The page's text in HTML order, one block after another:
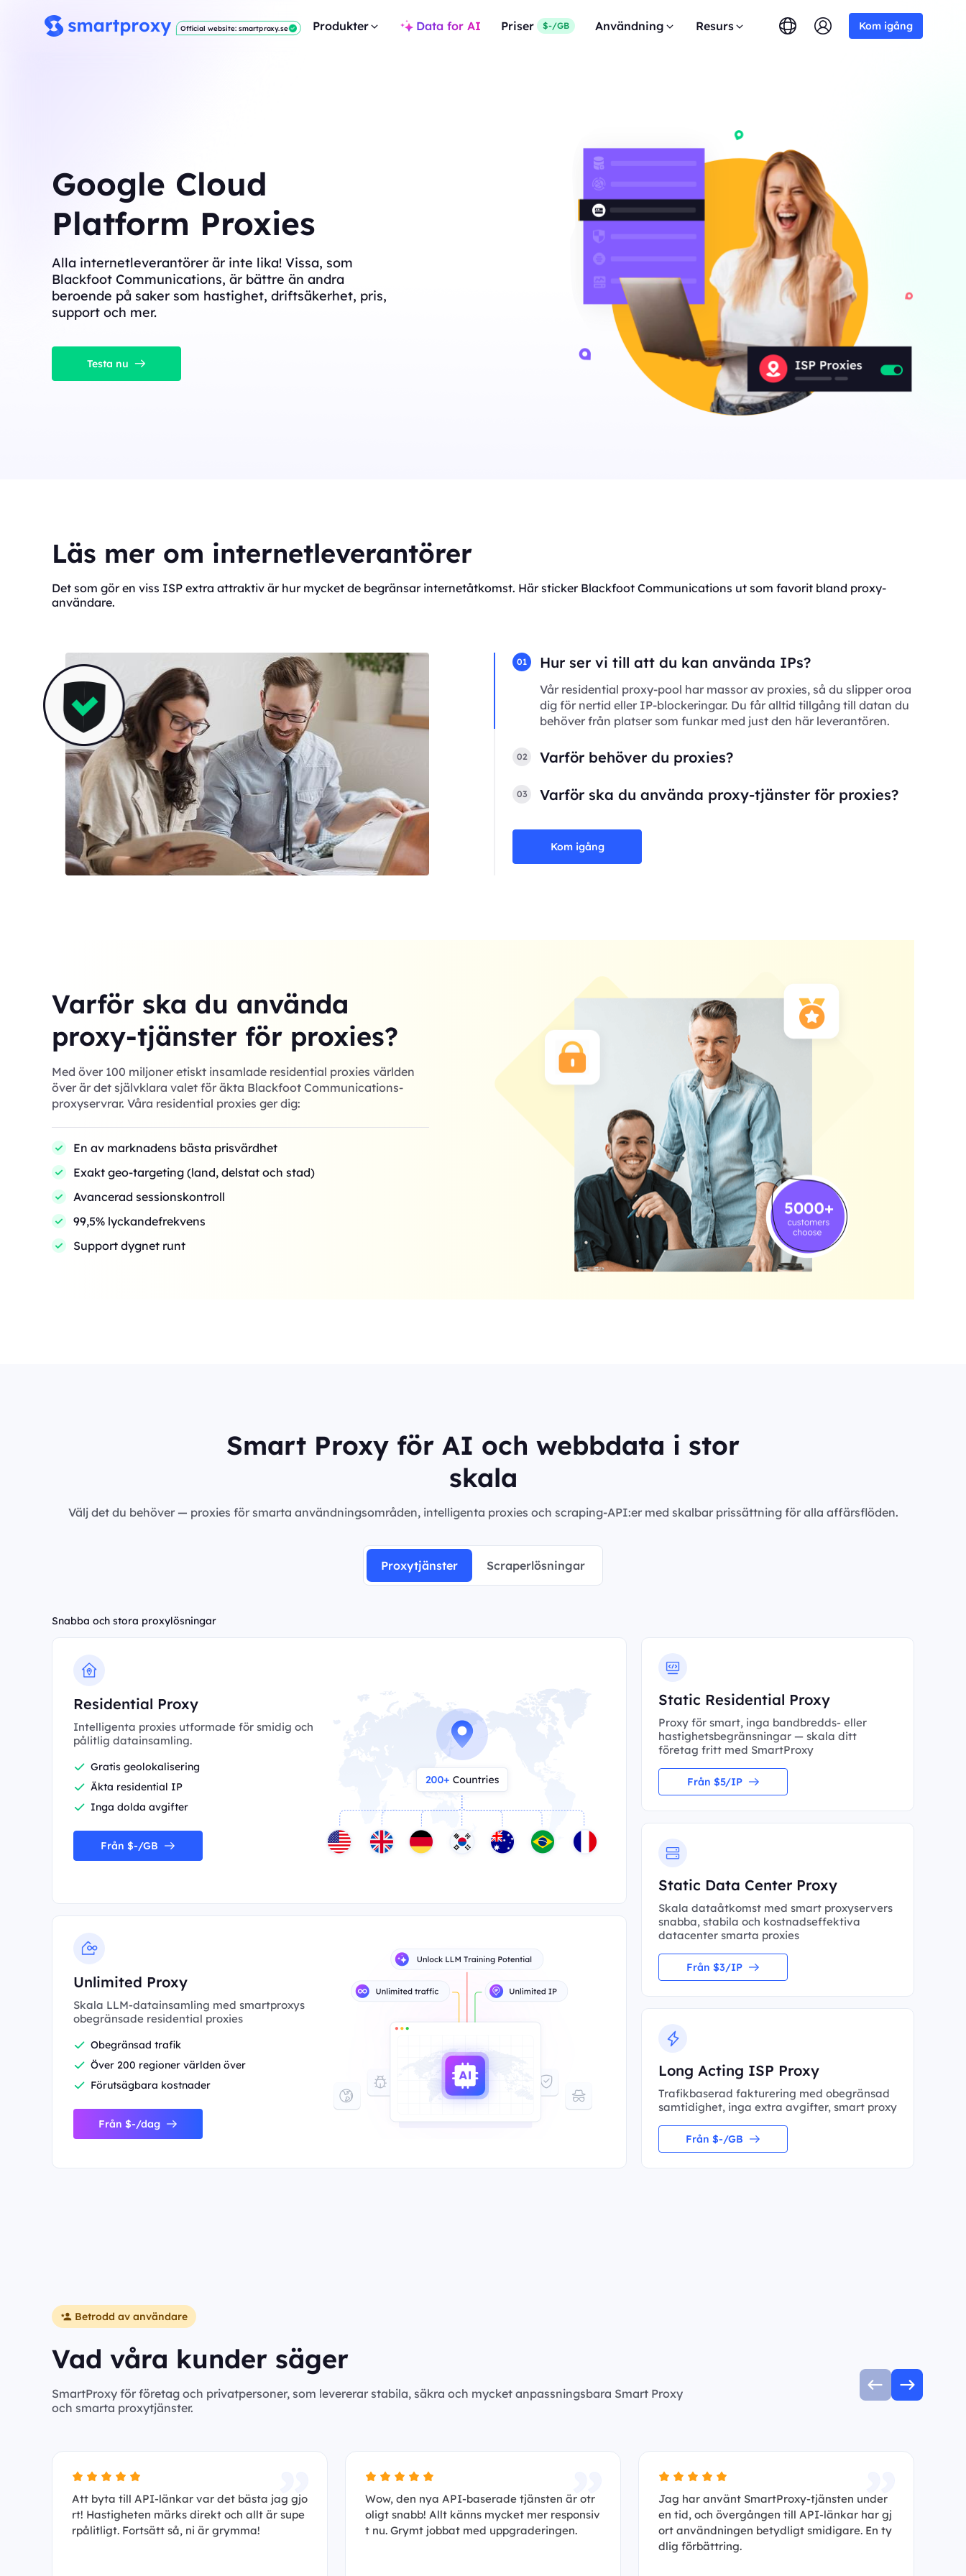
Official website: smartproxy.se Produkter Data for AI Priser $-/GB Användning Resurs Kom igång
Google Cloud
Platform Proxies
Alla internetleverantörer är inte lika! Vissa, som
Blackfoot Communications, är bättre än andra
beroende på saker som hastighet, driftsäkerhet, pris,
support och mer.
Testa nu
Läs mer om internetleverantörer
Det som gör en viss ISP extra attraktiv är hur mycket de begränsar internetåtkomst. Här sticker Blackfoot Communications ut som favorit bland proxy-
användare.
01 Hur ser vi till att du kan använda IPs?
Vår residential proxy-pool har massor av proxies, så du slipper oroa
dig för nertid eller IP-blockeringar. Du får alltid tillgång till datan du
behöver från platser som funkar med just den här leverantören.
02 Varför behöver du proxies?
03 Varför ska du använda proxy-tjänster för proxies?
Kom igång
Varför ska du använda
proxy-tjänster för proxies?
Med över 100 miljoner etiskt insamlade residential proxies världen
över är det självklara valet för äkta Blackfoot Communications-
proxyservrar. Våra residential proxies ger dig:
En av marknadens bästa prisvärdhet
Exakt geo-targeting (land, delstat och stad)
Avancerad sessionskontroll
99,5% lyckandefrekvens
Support dygnet runt
Smart Proxy för AI och webbdata i stor
skala
Välj det du behöver — proxies för smarta användningsområden, intelligenta proxies och scraping-API:er med skalbar prissättning för alla affärsflöden.
Proxytjänster Scraperlösningar
Snabba och stora proxylösningar
Residential Proxy
Intelligenta proxies utformade för smidig och
pålitlig datainsamling.
Gratis geolokalisering
Äkta residential IP
Inga dolda avgifter
Från $-/GB
Unlimited Proxy
Skala LLM-datainsamling med smartproxys
obegränsade residential proxies
Obegränsad trafik
Över 200 regioner världen över
Förutsägbara kostnader
Från $-/dag
Static Residential Proxy
Proxy för smart, inga bandbredds- eller
hastighetsbegränsningar — skala ditt
företag fritt med SmartProxy
Från $5/IP
Static Data Center Proxy
Skala dataåtkomst med smart proxyservers
snabba, stabila och kostnadseffektiva
datacenter smarta proxies
Från $3/IP
Long Acting ISP Proxy
Trafikbaserad fakturering med obegränsad
samtidighet, inga extra avgifter, smart proxy
Från $-/GB
Betrodd av användare
Vad våra kunder säger
SmartProxy för företag och privatpersoner, som levererar stabila, säkra och mycket anpassningsbara Smart Proxy
och smarta proxytjänster.
Att byta till API-länkar var det bästa jag gjo
rt! Hastigheten märks direkt och allt är supe
rpålitligt. Fortsätt så, ni är grymma!
Wow, den nya API-baserade tjänsten är otr
oligt snabb! Allt känns mycket mer responsiv
t nu. Grymt jobbat med uppgraderingen.
Jag har använt SmartProxy-tjänsten under
en tid, och övergången till API-länkar har gj
ort användningen betydligt smidigare. En ty
dlig förbättring.